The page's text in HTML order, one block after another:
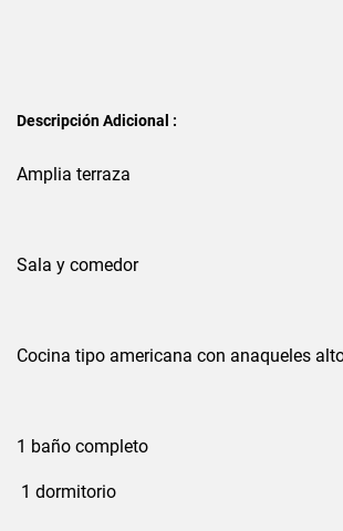
Descripción Adicional :
Amplia terraza
Sala y comedor
Cocina tipo americana con anaqueles
1 baño completo
1 dormitorio